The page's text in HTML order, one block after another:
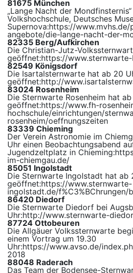
81675 München
„Lange Nacht der
Volkshochschule, Deutsches
Supernova:https://
angebote/die-lange-nacht-der-
82335 Berg/Aufkirchen
Die Christian-Jutz-
geöffnet:https://
82549 Königsdorf
Die Isartalsternwarte hat ab 20
geöffnet:http://
83024 Rosenheim
Die Sternwarte Rosenheim hat
geöffnet:https://www.fh-
hochschule/einrichtungen/
rosenheim/oeffnungszeiten
83339 Chieming
Der Verein Astronomie im
Uhr einen Beobachtungsabend
Jugendzeltplatz in Chieming:
im-chiemgau.de/
85051 Ingolstadt
Die Sternwarte Ingolstadt hat ab
geöffnet:https://www.sternwarte-
ingolstadt.de/f%C3%BChrungen/
86420 Diedorf
Die Sternwarte Diedorf bei
Uhr:http://www.sternwarte-
87724 Ottobeuren
Die Allgäuer Volkssternwarte
einem Vortrag um 19.30
Uhr:https://www.avso.de/
2018
88048 Raderach
Das Team der Bodensee-